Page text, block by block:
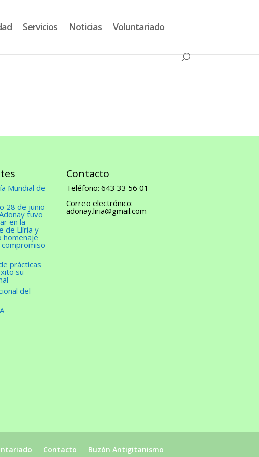
Servicios Noticias
Voluntariado
Mundial de
28 de junio
tuvo
en la
de Llíria y
homenaje
prácticas
su
del
Contacto
Teléfono: 643 33 56 01
Correo electrónico:
adonay.liria@gmail.com
Contacto Buzón Antigitanismo